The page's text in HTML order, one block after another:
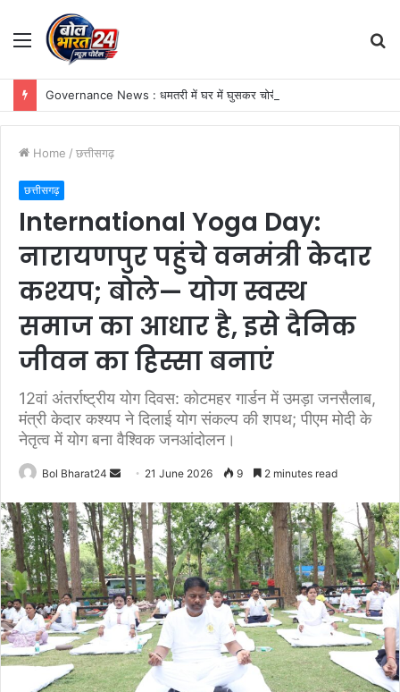
Menu
Home / छत्तीसगढ़
छत्तीसगढ़
International Yoga Day:
नारायणपुर पहुंचे वनमंत्री केदार
कश्यप; बोले— योग स्वस्थ
समाज का आधार है, इसे दैनिक
जीवन का हिस्सा बनाएं
12वां अंतर्राष्ट्रीय योग दिवस: कोटमहर गार्डन में उमड़ा जनसैलाब,
मंत्री केदार कश्यप ने दिलाई योग संकल्प की शपथ; पीएम मोदी के
नेतृत्व में योग बना वैश्विक जनआंदोलन।
Bol Bharat24
Send
email
21 June 2026 9 2 minutes read